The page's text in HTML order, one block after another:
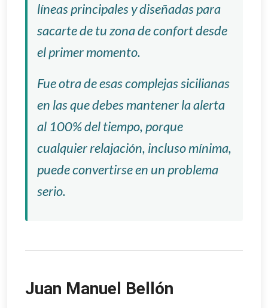
líneas principales y diseñadas para
sacarte de tu zona de confort desde
el primer momento.
Fue otra de esas complejas sicilianas
en las que debes mantener la alerta
al 100% del tiempo, porque
cualquier relajación, incluso mínima,
puede convertirse en un problema
serio.
Juan Manuel Bellón